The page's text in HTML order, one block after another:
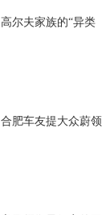
高尔夫家族的“异类
合肥车友提大众蔚领